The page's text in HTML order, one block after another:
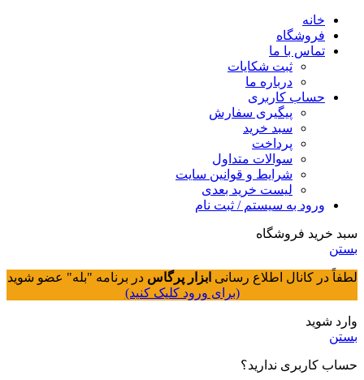
خانه
فروشگاه
تماس با ما
ثبت شکایات
درباره ما
حساب کاربری
پیگیری سفارش
سبد خرید
پرداخت
سوالات متداول
شرایط و قوانین سایت
لیست خرید بعدی
ورود به سیستم / ثبت نام
سبد خرید فروشگاه
بستن
لطفاً در کانال اطلاع رسانی ابزار پرگاس در برنامه "بله" عضو شوید
(برای ورود کلیک کنید)
وارد شوید
بستن
حساب کاربری ندارید؟